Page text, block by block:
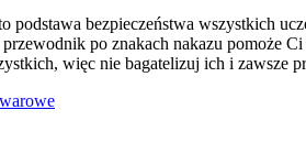
podstawa bezpieczeństwa wszystkich
po znakach ‌nakazu pomoże
‍więc nie bagatelizuj ich i zawsze